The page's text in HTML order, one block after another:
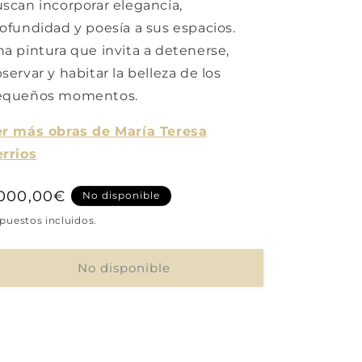
incorporar elegancia,
y poesía a sus espacios.
pintura que invita a detenerse,
y habitar la belleza de los
momentos.
más obras de María Teresa
No disponible
incluidos.
No disponible